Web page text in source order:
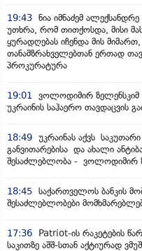
19:43 ნია იმნაძემ
უთხრა, რომ თითქოსდა, მისი
ყურადღებას იჩენდა მის
თანამზრახველებთან ერთად
პროკურატურა
19:01
ვოლოდიმირ ზელენსკიმ
უკრაინის საჰაერო თავდაცვის
18:49 უკრაინას აქვს
განვითარებისა და ახალი
შესაძლებლობა - ვოლოდიმირ
18:45 საქართველოს ბანკის
შესაძლებლობები
17:36
Patriot-ის რაკეტების
საკითზე აშშ-სთან აქტიურად